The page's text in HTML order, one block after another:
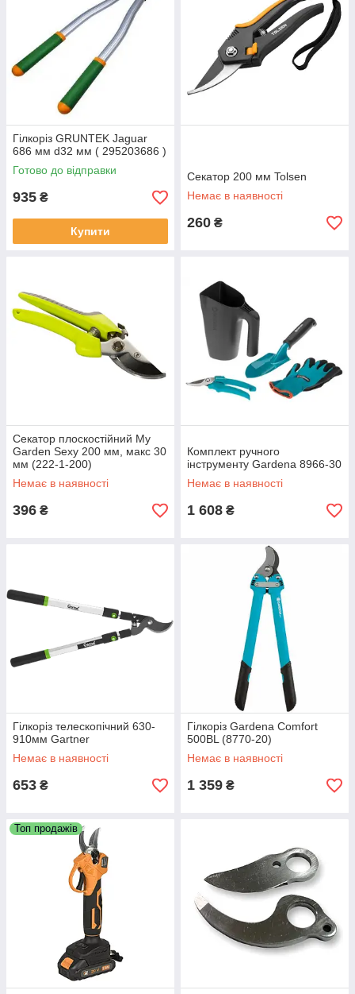
Гілкоріз GRUNTEK Jaguar
686 мм d32 мм ( 295203686 )
Готово до відправки
935 ₴
Купити
Секатор 200 мм Tolsen
Немає в наявності
260 ₴
Секатор плоскостійний My
Garden Sexy 200 мм, макс 30
мм (222-1-200)
Немає в наявності
396 ₴
Комплект ручного
інструменту Gardena 8966-30
Немає в наявності
1 608 ₴
Гілкоріз телескопічний 630-
910мм Gartner
Немає в наявності
653 ₴
Гілкоріз Gardena Comfort
500BL (8770-20)
Немає в наявності
1 359 ₴
Топ продажів